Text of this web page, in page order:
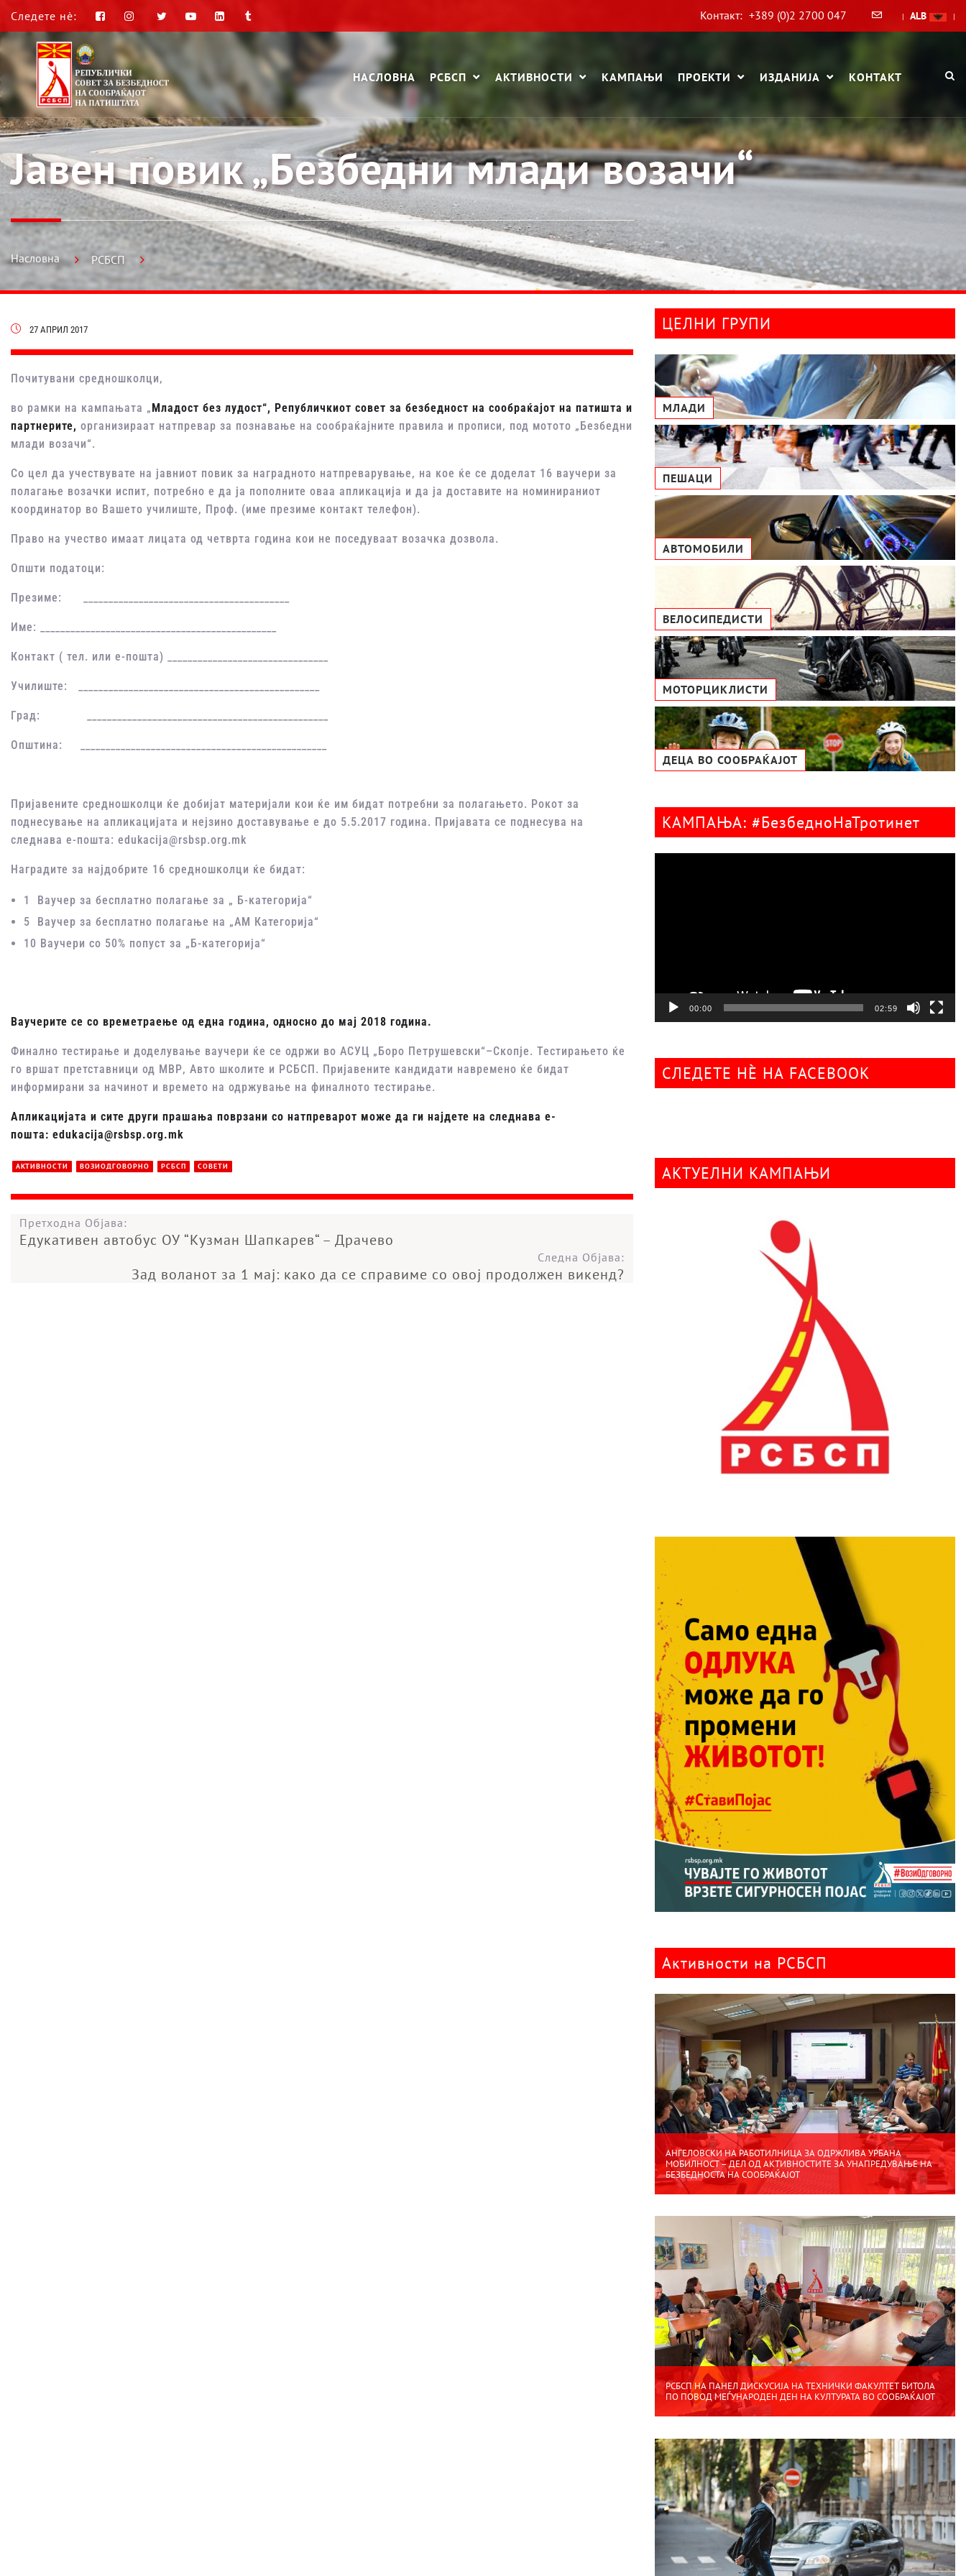
Следете нè: Контакт: +389 (0)2 2700 047 | ALB |
НАСЛОВНА РСБСП АКТИВНОСТИ КАМПАЊИ ПРОЕКТИ ИЗДАНИЈА КОНТАКТ
Јавен повик „Безбедни млади возачи“
Насловна РСБСП
27 АПРИЛ 2017
Почитувани средношколци,
во рамки на кампањата „Младост без лудост“, Републичкиот совет за безбедност на сообраќајот на патишта и
партнерите, организираат натпревар за познавање на сообраќајните правила и прописи, под мотото „Безбедни
млади возачи“.
Со цел да учествувате на јавниот повик за наградното натпреварување, на кое ќе се доделат 16 ваучери за
полагање возачки испит, потребно е да ја пополните оваа апликација и да jа доставите на номинираниот
координатор во Вашето училиште, Проф. (име презиме контакт телефон).
Право на учество имаат лицата од четврта година кои не поседуваат возачка дозвола. ­­­­­
Општи податоци:
Презиме: _________________________________________
Име: _______________________________________________
Контакт ( тел. или е-пошта) ________________________________
Училиште: ________________________________________________
Град: ________________________________________________
Општина: _________________________________________________
Пријавените средношколци ќе добијат материјали кои ќе им бидат потребни за полагањето. Рокот за
поднесување на апликацијата и нејзино доставување е до 5.5.2017 година. Пријавата се поднесува на
следнава е-пошта: edukacija@rsbsp.org.mk
Наградите за најдобрите 16 средношколци ќе бидат:
1 Ваучер за бесплатно полагање за „ Б-категорија“
5 Ваучер за бесплатно полагање на „АМ Категорија“
10 Ваучери со 50% попуст за „Б-категорија“
Ваучерите се со времетраење од една година, односно до мај 2018 година.
Финално тестирање и доделување ваучери ќе се одржи во АСУЦ „Боро Петрушевски“–Скопје. Тестирањето ќе
го вршат претставници од МВР, Авто школите и РСБСП. Пријавените кандидати навремено ќе бидат
информирани за начинот и времето на одржување на финалното тестирање.
Апликацијата и сите други прашања поврзани со натпреварот може да ги најдете на следнава е-
пошта: edukacija@rsbsp.org.mk
АКТИВНОСТИ ВОЗИОДГОВОРНО РСБСП СОВЕТИ
Претходна Објава:
Едукативен автобус ОУ “Кузман Шапкарев“ – Драчево
Следна Објава:
Зад воланот за 1 мај: како да се справиме со овој продолжен викенд?
ЦЕЛНИ ГРУПИ
МЛАДИ
ПЕШАЦИ
АВТОМОБИЛИ
ВЕЛОСИПЕДИСТИ
МОТОРЦИКЛИСТИ
ДЕЦА ВО СООБРАЌАЈОТ
КАМПАЊА: #БезбедноНаТротинет
00:00 02:59
СЛЕДЕТЕ НÈ НА FACEBOOK
АКТУЕЛНИ КАМПАЊИ
Активности на РСБСП
АНГЕЛОВСКИ НА РАБОТИЛНИЦА ЗА ОДРЖЛИВА УРБАНА
МОБИЛНОСТ – ДЕЛ ОД АКТИВНОСТИТЕ ЗА УНАПРЕДУВАЊЕ НА
БЕЗБЕДНОСТА НА СООБРАЌАЈОТ
РСБСП НА ПАНЕЛ ДИСКУСИЈА НА ТЕХНИЧКИ ФАКУЛТЕТ БИТОЛА
ПО ПОВОД МЕЃУНАРОДЕН ДЕН НА КУЛТУРАТА ВО СООБРАЌАЈОТ